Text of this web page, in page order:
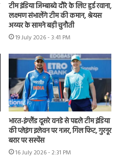
टीम इंडिया जिम्बाब्वे दौरे के लिए हुई रवाना,
लक्ष्मण संभालेंगे टीम की कमान, श्रेयस
अय्यर के सामने बड़ी चुनौती
19 July 2026 - 3:41 PM
भारत-इंग्लैंड दूसरे वनडे से पहले टीम इंडिया
की प्लेइंग इलेवन पर नजर, गिल फिट, गुरनूर
बरार पर सस्पेंस
16 July 2026 - 2:31 PM